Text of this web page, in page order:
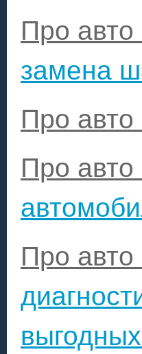
Про авто
замена
Про авто
Про авто
Про авто